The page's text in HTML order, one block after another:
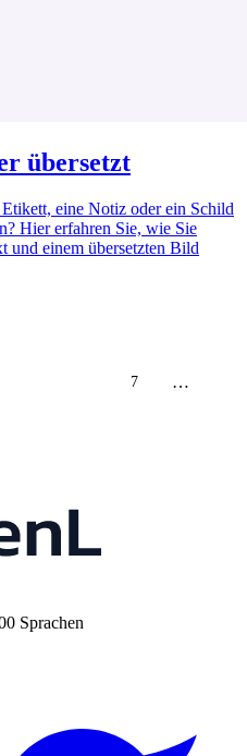
übersetzt
eine Notiz oder ein Schild
Hier erfahren Sie, wie Sie
und einem übersetzten Bild
7 …
Sprachen